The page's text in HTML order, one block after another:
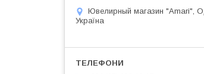
Ювелирный магазин "Amari",
Україна